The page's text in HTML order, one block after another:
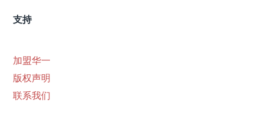
支持
加盟华一
版权声明
联系我们